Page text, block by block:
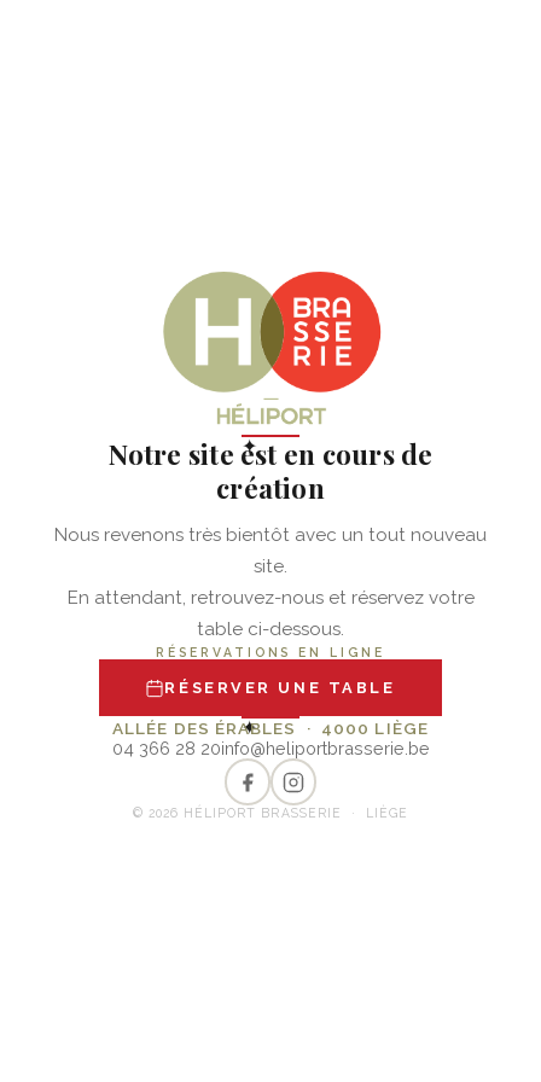
✦
Notre site est en cours de
création
Nous revenons très bientôt avec un tout nouveau
site.
En attendant, retrouvez-nous et réservez votre
table ci-dessous.
RÉSERVATIONS EN LIGNE
RÉSERVER UNE TABLE
✦
ALLÉE DES ÉRABLES · 4000 LIÈGE
04 366 28 20info@heliportbrasserie.be
© 2026 HÉLIPORT BRASSERIE · LIÈGE